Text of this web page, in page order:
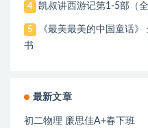
4 凯叔讲西游记第1-5部（全
5
《最美最美的中国童话
书
最新文章
初二物理 廉思佳A+春下班